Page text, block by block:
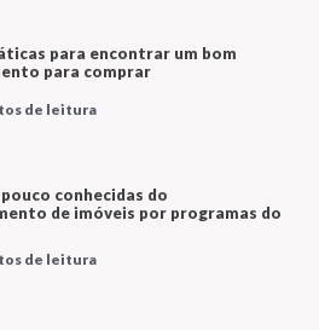
para encontrar um bom
para comprar
de leitura
conhecidas do
de imóveis por programas do
de leitura